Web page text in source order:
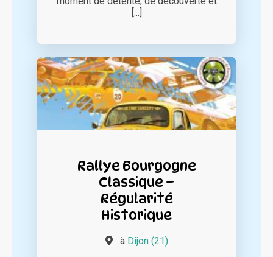
[...]
Rallye Bourgogne
Classique –
Régularité
Historique
à Dijon (21)